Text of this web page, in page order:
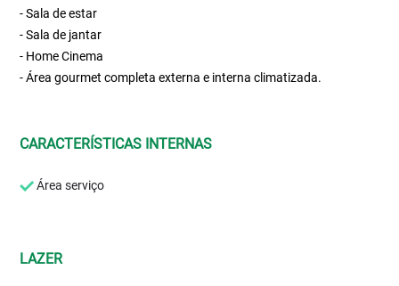
- Sala de estar
- Sala de jantar
- Home Cinema
- Área gourmet completa externa e interna climatizada.
CARACTERÍSTICAS INTERNAS
Área serviço
LAZER